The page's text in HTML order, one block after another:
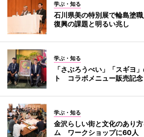
学ぶ・知る
石川県美の特別展で輪島塗
復興の課題と明るい兆し
学ぶ・知る
「さぶろうべい」「スギヨ
ト コラボメニュー販売記念
学ぶ・知る
金沢らしい街と文化のあり
ム ワークショップに60人